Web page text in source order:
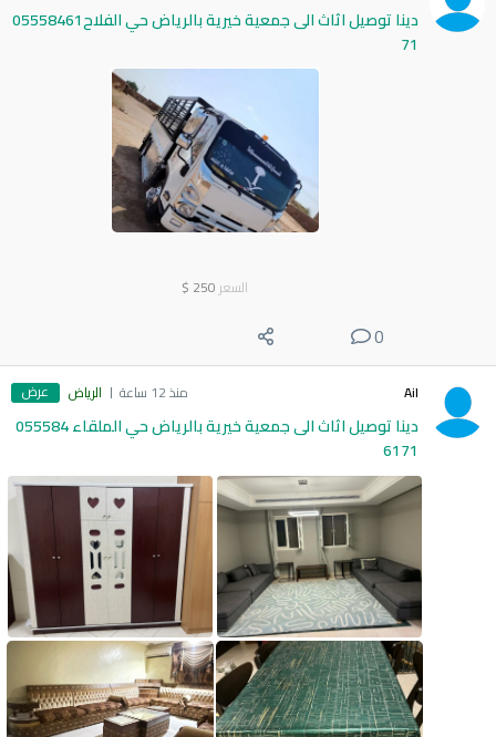
دينا توصيل اثاث الى جمعية خيرية بالرياض حي الفلاح05558461
71
السعر 250
$
0
Ail منذ 12 ساعة الرياض عرض
دينا توصيل اثاث الى جمعية خيرية بالرياض حي الملقاء 055584
6171